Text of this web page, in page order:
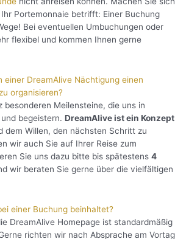
Portemonnaie betrifft: Einer Buchung
Bei eventuellen Umbuchungen oder
flexibel und kommen Ihnen gerne
einer DreamAlive Nächtigung einen
organisieren?
besonderen Meilensteine, die uns in
begeistern. DreamAlive ist ein Konzept
dem Willen, den nächsten Schritt zu
wir auch Sie auf Ihrer Reise zum
Sie uns dazu bitte bis spätestens 4
wir beraten Sie gerne über die vielfältigen
einer Buchung beinhaltet?
DreamAlive Homepage ist standardmäßig
richten wir nach Absprache am Vortag